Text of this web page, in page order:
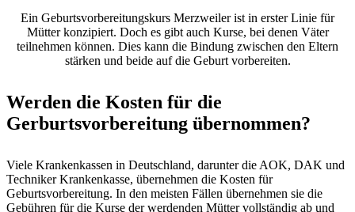
Ein Geburtsvorbereitungskurs Merzweiler ist in erster Linie für
Mütter konzipiert. Doch es gibt auch Kurse, bei denen Väter
teilnehmen können. Dies kann die Bindung zwischen den Eltern
stärken und beide auf die Geburt vorbereiten.
Werden die Kosten für die
Gerburtsvorbereitung übernommen?
Viele Krankenkassen in Deutschland, darunter die AOK, DAK und
Techniker Krankenkasse, übernehmen die Kosten für
Geburtsvorbereitung. In den meisten Fällen übernehmen sie die
Gebühren für die Kurse der werdenden Mütter vollständig ab und